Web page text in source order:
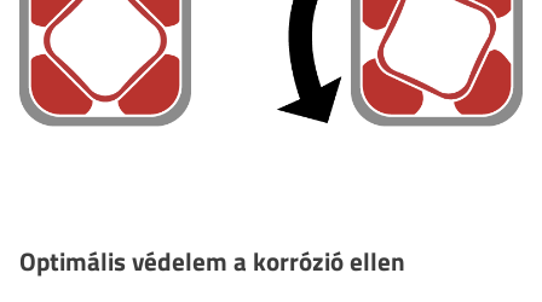
Optimális védelem a korrózió ellen